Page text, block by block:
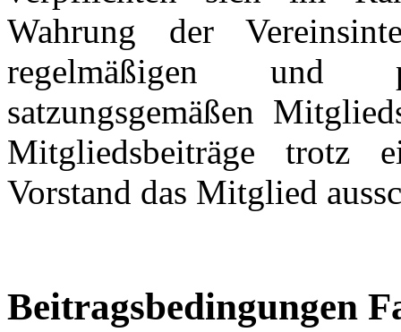
Wahrung der
regelmäßigen und
satzungsgemäßen
Mitgliedsbeiträge trotz
Vorstand das Mitglied
Beitragsbedingungen